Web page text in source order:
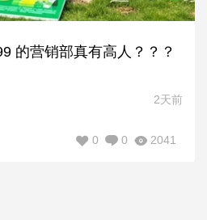
的营销部真有高人？？？
2天前
2041
0
0